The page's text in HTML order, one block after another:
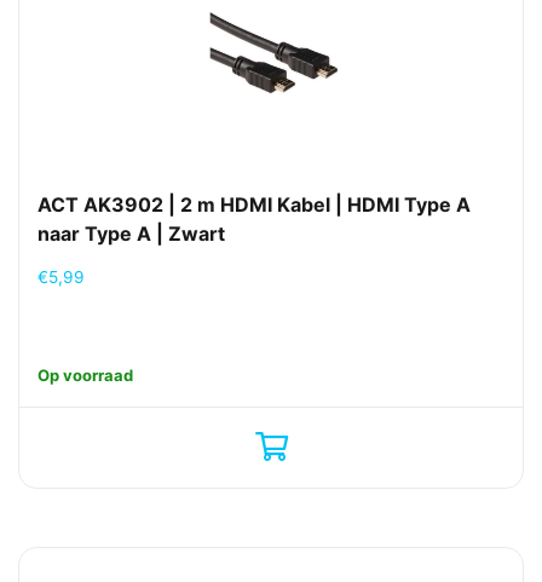
ACT AK3902 | 2 m HDMI Kabel | HDMI Type A
naar Type A | Zwart
€5,99
Op voorraad